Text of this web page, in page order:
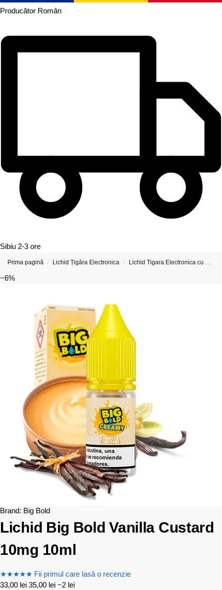
Producător Român
Sibiu 2-3 ore
Prima pagină / Lichid Țigăra Electronica / Lichid Tigara Electronica cu Nicotina
−6%
Brand: Big Bold
Lichid Big Bold Vanilla Custard
10mg 10ml
★★★★★ Fii primul care lasă o recenzie
33,00 lei 35,00 lei −2 lei